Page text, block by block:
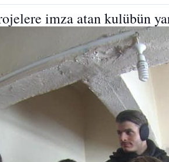
imza atan kulübün